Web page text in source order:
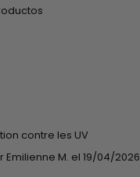
contre les UV
Emilienne M. el 19/04/2026